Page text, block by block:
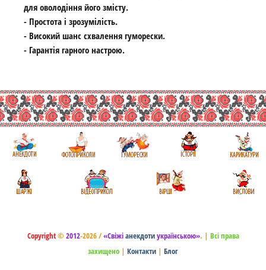
для оволодіння його змісту.
- Простота і зрозумілість.
- Високий шанс схвалення гуморески.
- Гарантія гарного настрою.
Copyright© 2012-2026 /«Свіжіанекдотиукраїнською». | Всі права
захищено | Контакти | Блог